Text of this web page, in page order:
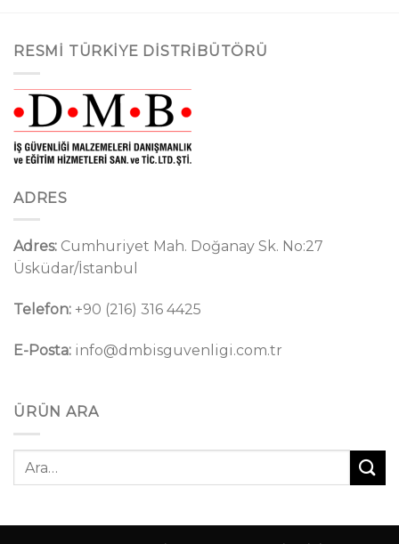
RESMI TÜRKIYE DISTRIBÜTÖRÜ
ADRES
Adres: Cumhuriyet Mah. Doğanay Sk. No:27
Üsküdar/İstanbul
Telefon: +90 (216) 316 4425
E-Posta: info@dmbisguvenligi.com.tr
ÜRÜN ARA
Ara: